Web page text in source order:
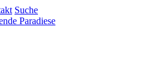
Suche